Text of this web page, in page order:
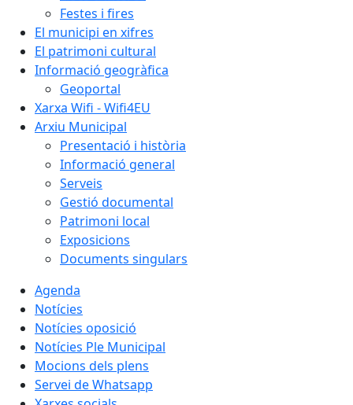
Festes i fires
El municipi en xifres
El patrimoni cultural
Informació geogràfica
Geoportal
Xarxa Wifi - Wifi4EU
Arxiu Municipal
Presentació i història
Informació general
Serveis
Gestió documental
Patrimoni local
Exposicions
Documents singulars
Agenda
Notícies
Notícies oposició
Notícies Ple Municipal
Mocions dels plens
Servei de Whatsapp